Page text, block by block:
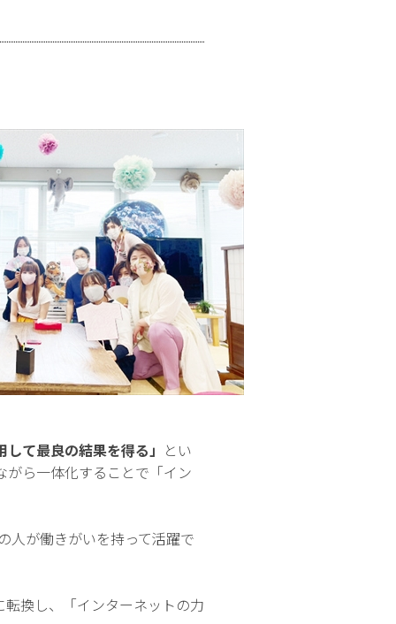
て最良の結果を得る」 とい
ら一体化することで「イン
人が働きがいを持って活躍で
換し、「インターネットの力